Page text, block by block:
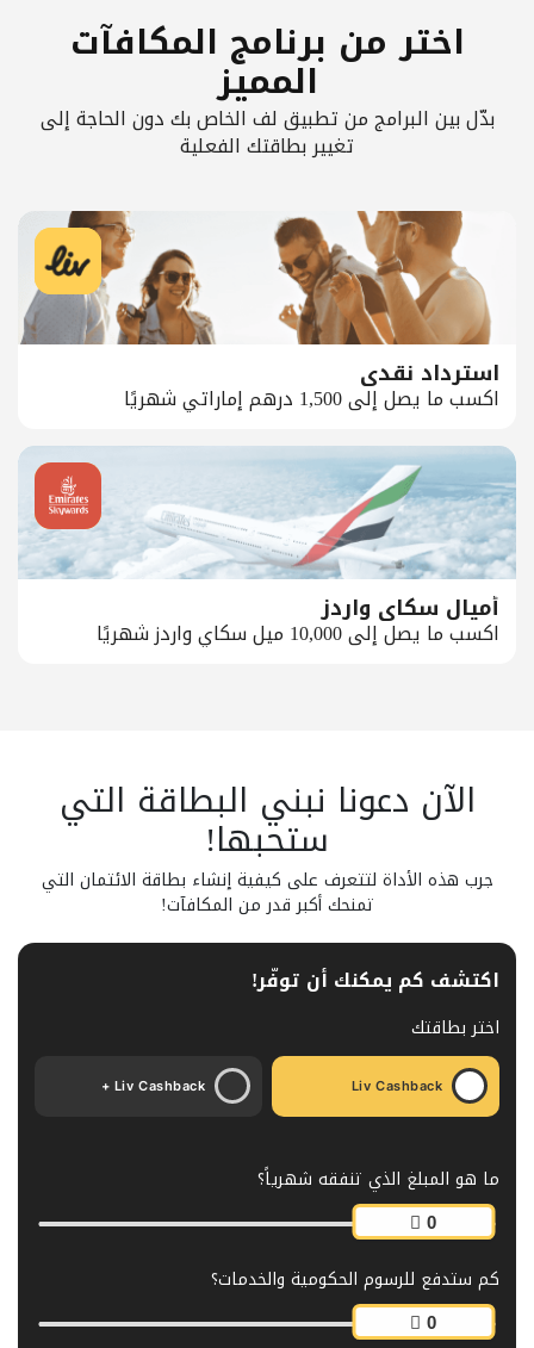
اختر من برنامج المكافآت
المميز
بدّل بين البرامج من تطبيق لف الخاص بك دون الحاجة إلى
تغيير بطاقتك الفعلية
استرداد نقدي
اكسب ما يصل إلى 1,500 درهم إماراتي شهريًا
أميال سكاي واردز
اكسب ما يصل إلى 10,000 ميل سكاي واردز شهريًا
الآن دعونا نبني البطاقة التي
ستحبها!
جرب هذه الأداة لتتعرف على كيفية إنشاء بطاقة الائتمان التي
تمنحك أكبر قدر من المكافآت!
اكتشف كم يمكنك أن توفّر!
اختر بطاقتك
Liv Cashback
Liv Cashback +
ما هو المبلغ الذي تنفقه شهرياً؟
كم ستدفع للرسوم الحكومية والخدمات؟